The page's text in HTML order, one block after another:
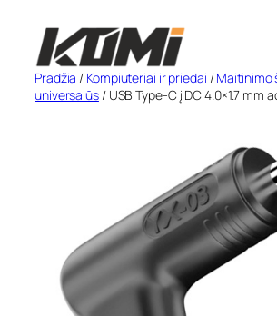
turinio
Pradžia / Kompiuteriai ir priedai /Maitinimo
universalūs/ USB Type-C į DC 4.0×1.7 mm